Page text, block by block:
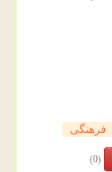
فرهنگی
(0)